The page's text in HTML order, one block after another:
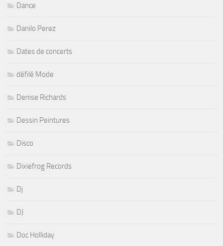
Dance
Danilo Perez
Dates de concerts
défilé Mode
Denise Richards
Dessin Peintures
Disco
Dixiefrog Records
Dj
DJ
Doc Holliday